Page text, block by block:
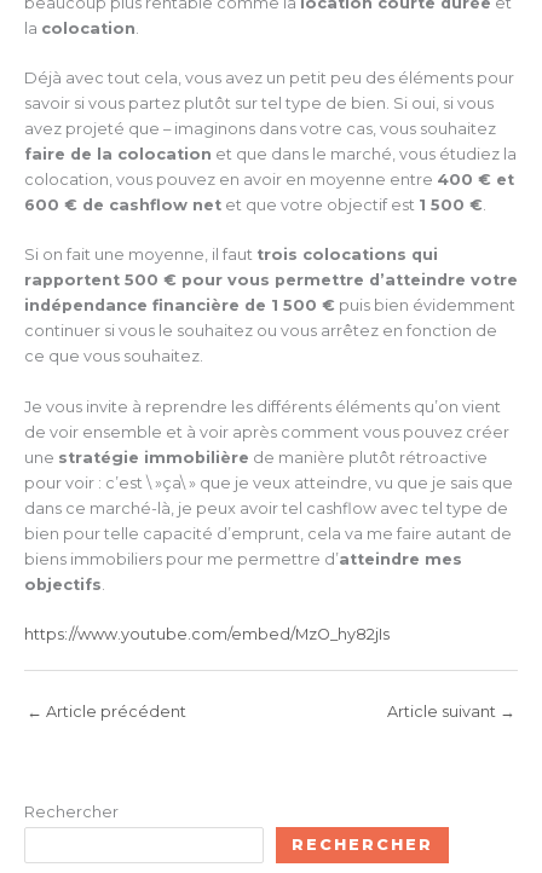
la colocation
Déjà avec tout cela, vous avez un petit peu des éléments pour
savoir si vous partez plutôt sur tel type de bien. Si oui, si vous
avez projeté que – imaginons dans votre cas, vous souhaitez
faire de la colocation et que dans le marché, vous étudiez la
colocation, vous pouvez en avoir en moyenne entre 400 € et
600 € de cashflow net et que votre objectif est 1 500 €
Si on fait une moyenne, il faut trois colocations qui
rapportent 500 € pour vous permettre d’atteindre votre
indépendance financière de 1 500 € puis bien évidemment
continuer si vous le souhaitez ou vous arrêtez en fonction de
ce que vous souhaitez.
Je vous invite à reprendre les différents éléments qu’on vient
de voir ensemble et à voir après comment vous pouvez créer
une stratégie immobilière de manière plutôt rétroactive
pour voir : c’est \ »ça\ » que je veux atteindre, vu que je sais que
dans ce marché-là, je peux avoir tel cashflow avec tel type de
bien pour telle capacité d’emprunt, cela va me faire autant de
biens immobiliers pour me permettre d’atteindre mes
objectifs
https://www.youtube.com/embed/MzO_hy82jIs
← Article précédent Article suivant →
Rechercher
RECHERCHER